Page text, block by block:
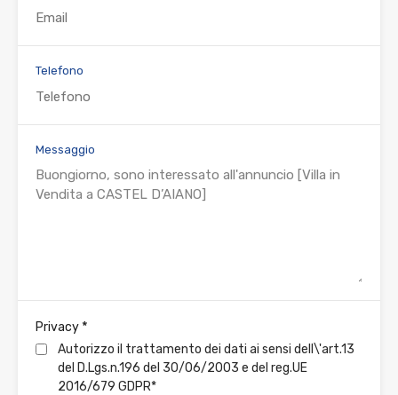
Telefono
Messaggio
Privacy *
Autorizzo il trattamento dei dati ai sensi dell\'art.13
del D.Lgs.n.196 del 30/06/2003 e del reg.UE
2016/679 GDPR*